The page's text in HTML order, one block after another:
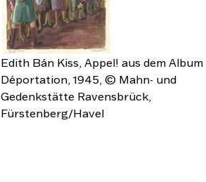
Edith Bán Kiss, Appel! aus dem Album
Déportation, 1945, © Mahn- und
Gedenkstätte Ravensbrück,
Fürstenberg/Havel